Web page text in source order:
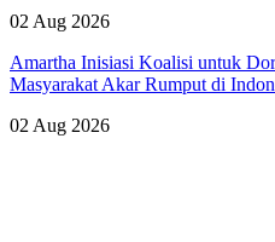
02 Aug 2026
Amartha Inisiasi Koalisi untuk
Masyarakat Akar Rumput di
02 Aug 2026